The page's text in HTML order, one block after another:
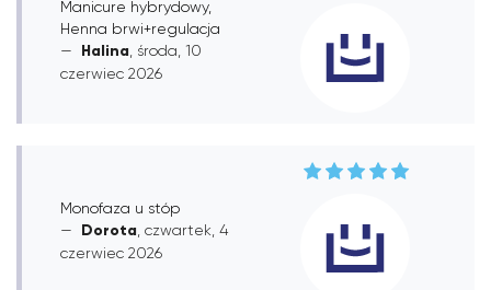
Manicure hybrydowy,
Henna brwi+regulacja
Halina , środa, 10
czerwiec 2026
Monofaza u stóp
Dorota , czwartek, 4
czerwiec 2026